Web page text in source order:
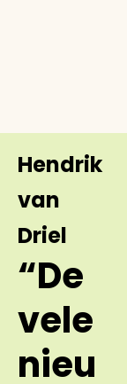
Hendrik
van
Driel
“De
vele
nieu